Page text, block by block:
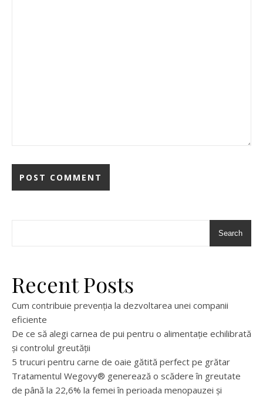
Search
Recent Posts
Cum contribuie prevenția la dezvoltarea unei companii
eficiente
De ce să alegi carnea de pui pentru o alimentație echilibrată
și controlul greutății
5 trucuri pentru carne de oaie gătită perfect pe grătar
Tratamentul Wegovy® generează o scădere în greutate
de până la 22,6% la femei în perioada menopauzei și